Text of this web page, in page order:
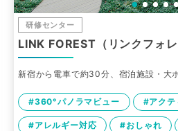
研修センター
LINK FOREST（リンクフォレ
新宿から電車で約30分、宿泊施設・大
#360°パノラマビュー #アクテ
#アレルギー対応 #おしゃれ